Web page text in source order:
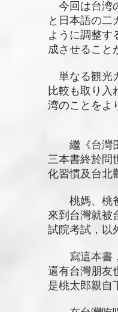
今回は台湾
と日本語の二
ように調整す
成させること
単なる観光
比較も取り入
湾のことをよ
繼《台灣囝
三本書終於問
化習慣及台北
桃媽、桃爸
來到台灣就被
試院考試，以
寫這本書，
還有台灣朋友
是桃太郎親自